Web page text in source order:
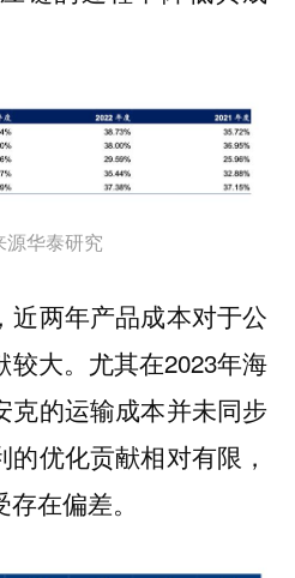
源华泰研究
近两年产品成本对于公
大。尤其在2023年海
克的运输成本并未同步
优化贡献相对有限，
在偏差。